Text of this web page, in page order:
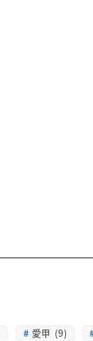
愛甲 (9)